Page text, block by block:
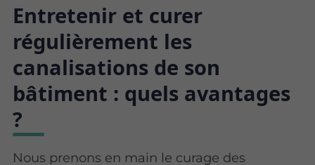
Entretenir et curer
régulièrement les
canalisations de son
bâtiment : quels avantages
?
Nous prenons en main le curage des